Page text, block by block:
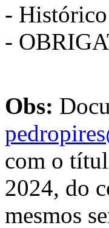
- Histórico
-
Obs:
com o
2024, do
mesmos